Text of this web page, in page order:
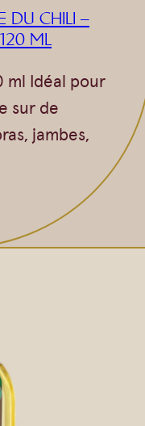
DU CHILI –
ML
ml Idéal pour
sur de
jambes,